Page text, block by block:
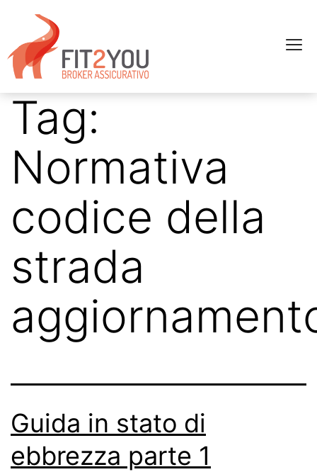
Tag:
Normativa
codice della
strada
Guida in stato di
ebbrezza parte 1